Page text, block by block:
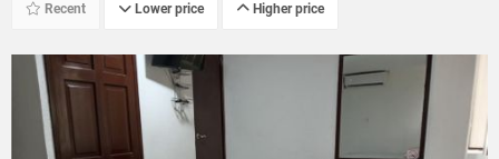
Recent Lower price Higher price